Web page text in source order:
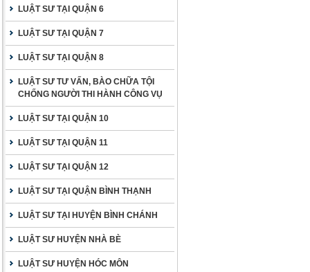
LUẬT SƯ TẠI QUẬN 6
LUẬT SƯ TẠI QUẬN 7
LUẬT SƯ TẠI QUẬN 8
LUẬT SƯ TƯ VẤN, BÀO CHỮA TỘI
CHỐNG NGƯỜI THI HÀNH CÔNG VỤ
LUẬT SƯ TẠI QUẬN 10
LUẬT SƯ TẠI QUẬN 11
LUẬT SƯ TẠI QUẬN 12
LUẬT SƯ TẠI QUẬN BÌNH THẠNH
LUẬT SƯ TẠI HUYỆN BÌNH CHÁNH
LUẬT SƯ HUYỆN NHÀ BÈ
LUẬT SƯ HUYỆN HÓC MÔN